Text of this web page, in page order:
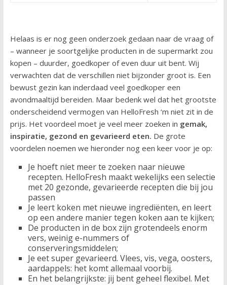
Helaas is er nog geen onderzoek gedaan naar de vraag of
– wanneer je soortgelijke producten in de supermarkt zou
kopen – duurder, goedkoper of even duur uit bent. Wij
verwachten dat de verschillen niet bijzonder groot is. Een
bewust gezin kan inderdaad veel goedkoper een
avondmaaltijd bereiden. Maar bedenk wel dat het grootste
onderscheidend vermogen van HelloFresh ‘m niet zit in de
prijs. Het voordeel moet je veel meer zoeken in gemak,
inspiratie, gezond en gevarieerd eten. De grote
voordelen noemen we hieronder nog een keer voor je op:
Je hoeft niet meer te zoeken naar nieuwe
recepten. HelloFresh maakt wekelijks een selectie
met 20 gezonde, gevarieerde recepten die bij jou
passen
Je leert koken met nieuwe ingrediënten, en leert
op een andere manier tegen koken aan te kijken;
De producten in de box zijn grotendeels enorm
vers, weinig e-nummers of
conserveringsmiddelen;
Je eet super gevarieerd. Vlees, vis, vega, oosters,
aardappels: het komt allemaal voorbij.
En het belangrijkste: jij bent geheel flexibel. Met